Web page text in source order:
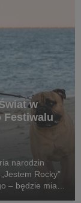
w
Festiwalu
narodzin
Rocky”
będzie miała